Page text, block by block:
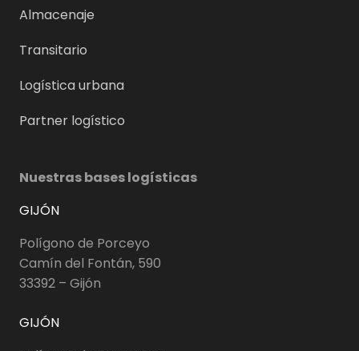
Almacenaje
Transitario
Logística urbana
Partner logístico
Nuestras bases logísticas
GIJÓN
Polígono de Porceyo
Camín del Fontán, 590
33392 – Gijón
GIJÓN